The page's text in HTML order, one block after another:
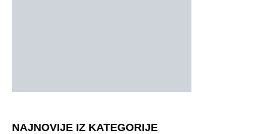
NAJNOVIJE IZ KATEGORIJE